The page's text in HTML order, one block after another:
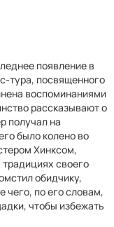
появление в
тура, посвященного
воспоминаниями
рассказывают о
получал на
было колено во
Хинксом,
своего
обидчику,
чего, по его словам,
чтобы избежать